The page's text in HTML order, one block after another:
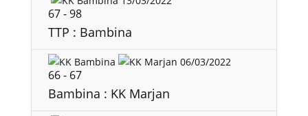
67-98
TTP : Bambina
06/03/2022
66- 67
Bambina : KK Marjan